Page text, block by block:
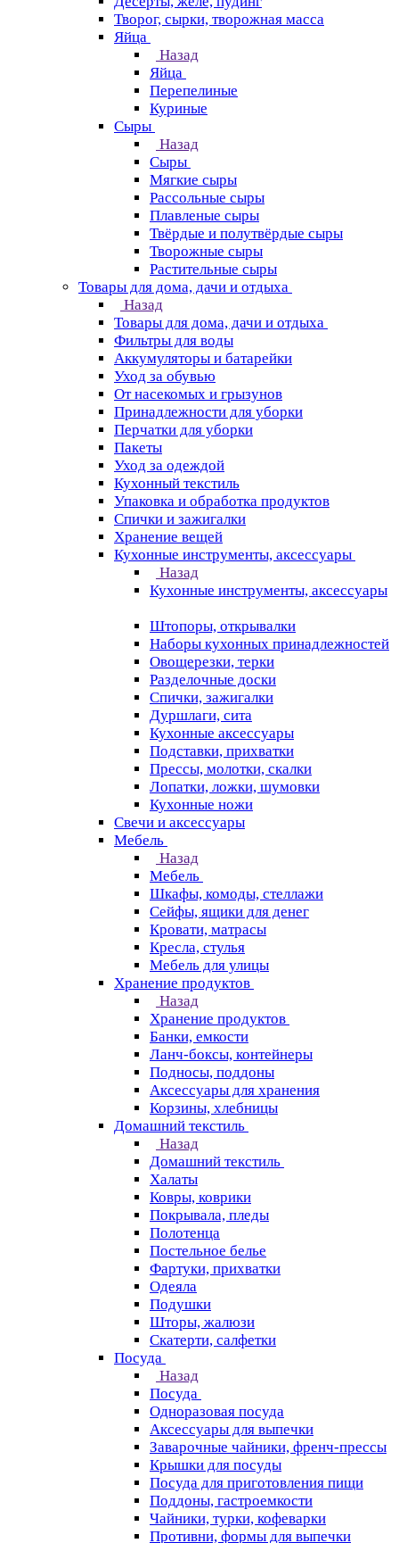
Творог, сырки, творожная масса
Яйца
Назад
Яйца
Перепелиные
Куриные
Сыры
Назад
Сыры
Мягкие сыры
Рассольные сыры
Плавленые сыры
Твёрдые и полутвёрдые сыры
Творожные сыры
Растительные сыры
Товары для дома, дачи и отдыха
Назад
Товары для дома, дачи и отдыха
Фильтры для воды
Аккумуляторы и батарейки
Уход за обувью
От насекомых и грызунов
Принадлежности для уборки
Перчатки для уборки
Пакеты
Уход за одеждой
Кухонный текстиль
Упаковка и обработка продуктов
Спички и зажигалки
Хранение вещей
Кухонные инструменты, аксессуары
Назад
Кухонные инструменты, аксессуары
Штопоры, открывалки
Наборы кухонных принадлежностей
Овощерезки, терки
Разделочные доски
Спички, зажигалки
Дуршлаги, сита
Кухонные аксессуары
Подставки, прихватки
Прессы, молотки, скалки
Лопатки, ложки, шумовки
Кухонные ножи
Свечи и аксессуары
Мебель
Назад
Мебель
Шкафы, комоды, стеллажи
Сейфы, ящики для денег
Кровати, матрасы
Кресла, стулья
Мебель для улицы
Хранение продуктов
Назад
Хранение продуктов
Банки, емкости
Ланч-боксы, контейнеры
Подносы, поддоны
Аксессуары для хранения
Корзины, хлебницы
Домашний текстиль
Назад
Домашний текстиль
Халаты
Ковры, коврики
Покрывала, пледы
Полотенца
Постельное белье
Фартуки, прихватки
Одеяла
Подушки
Шторы, жалюзи
Скатерти, салфетки
Посуда
Назад
Посуда
Одноразовая посуда
Аксессуары для выпечки
Заварочные чайники, френч-прессы
Крышки для посуды
Посуда для приготовления пищи
Поддоны, гастроемкости
Чайники, турки, кофеварки
Противни, формы для выпечки